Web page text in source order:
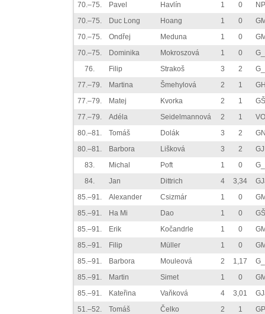
70.–75.
Pavel Havlín 1 0
70.–75.
Duc Long Hoang 1 0
70.–75.
Ondřej Meduna 1 0
70.–75.
Dominika Mokroszová 1 0
76.
Filip Strakoš 3 2
77.–79.
Martina Šmehylová 2 1
77.–79.
Matej Kvorka 2 1
77.–79.
Adéla Seidelmannová 2 1
80.–81.
Tomáš Dolák 3 2
80.–81.
Barbora Lišková 3 2
83.
Michal Poft 1 0
84.
Jan Dittrich 4 3,34
85.–91.
Alexander Csizmár 1 0
85.–91.
Ha Mi Dao 1 0
85.–91.
Erik Kočandrle 1 0
85.–91.
Filip Müller 1 0
85.–91.
Barbora Mouleová 2 1,17
85.–91.
Martin Simet 1 0
85.–91.
Kateřina Vaňková 4 3,01
51.–52.
Tomáš Čelko 2 1